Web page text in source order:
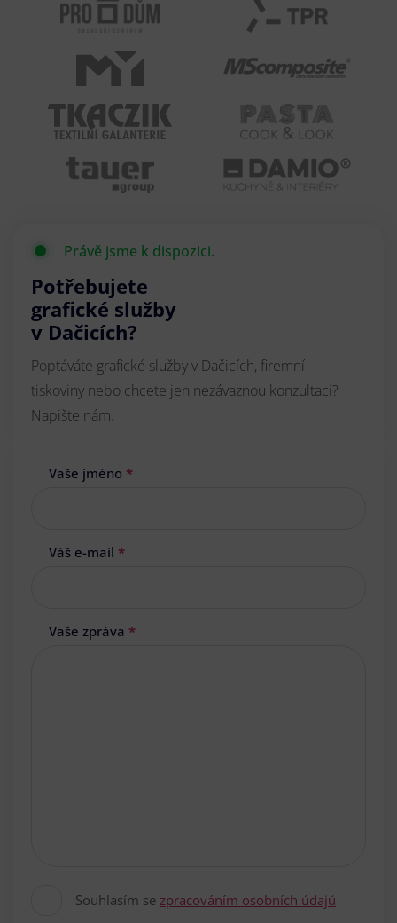
Právě jsme k dispozici.
Potřebujete
grafické služby
v Dačicích?
Poptáváte grafické služby v Dačicích, firemní
tiskoviny nebo chcete jen nezávaznou konzultaci?
Napište nám.
Vaše jméno *
Váš e-mail *
Vaše zpráva *
Souhlasím se zpracováním osobních údajů